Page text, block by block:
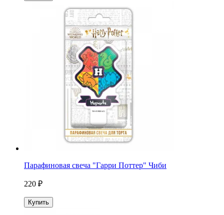
Парафиновая свеча "Гарри Поттер" Чиби
220 ₽
Купить